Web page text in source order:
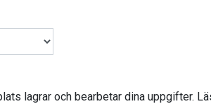
lagrar och bearbetar dina uppgifter.